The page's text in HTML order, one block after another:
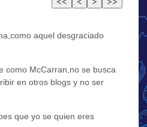
aquel desgraciado
como McCarran,no se busca
en otros blogs y no ser
que yo se quien eres